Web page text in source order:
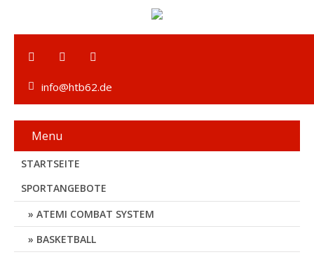
info@htb62.de
Menu
STARTSEITE
SPORTANGEBOTE
ATEMI COMBAT SYSTEM
BASKETBALL